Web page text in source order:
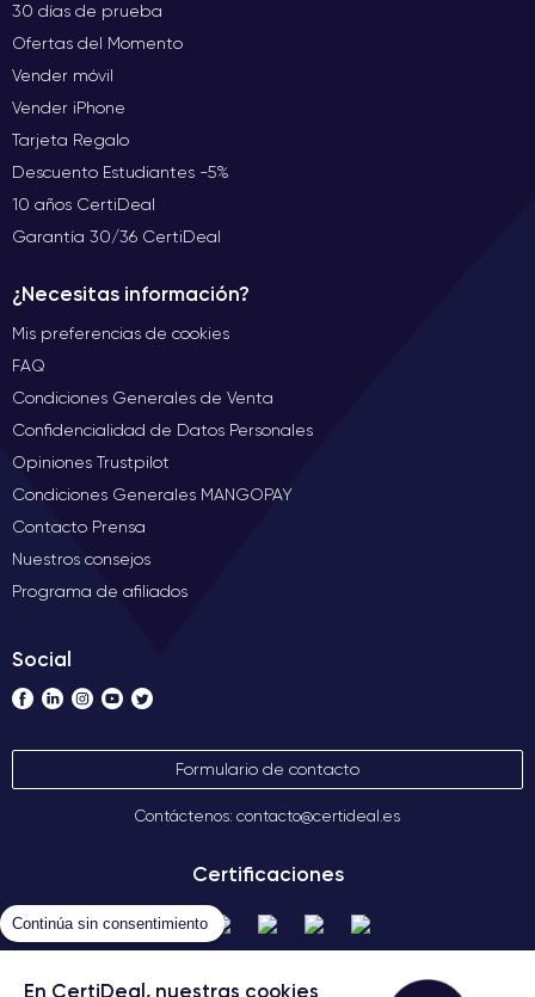
Continúa sin consentimiento
En CertiDeal, nuestras cookies
30 días de prueba
Ofertas del Momento
Vender móvil
Vender iPhone
Tarjeta Regalo
Descuento Estudiantes -5%
10 años CertiDeal
Garantía 30/36 CertiDeal
¿Necesitas información?
Mis preferencias de cookies
FAQ
Condiciones Generales de Venta
Confidencialidad de Datos Personales
Opiniones Trustpilot
Condiciones Generales MANGOPAY
Contacto Prensa
Nuestros consejos
Programa de afiliados
Social
Formulario de contacto
Contáctenos: contacto@certideal.es
Certificaciones